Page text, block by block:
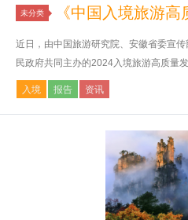
未分类 《中国入境旅游
近日，由中国旅游研究院、安徽省委宣
民政府共同主办的2024入境旅游高质量
入境 报告 资讯